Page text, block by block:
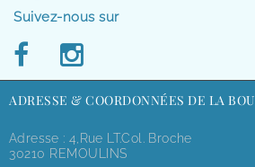
Suivez-nous sur
ADRESSE & COORDONNÉES DE LA
Adresse : 4,rue LT.Col. Broche
30210 REMOULINS